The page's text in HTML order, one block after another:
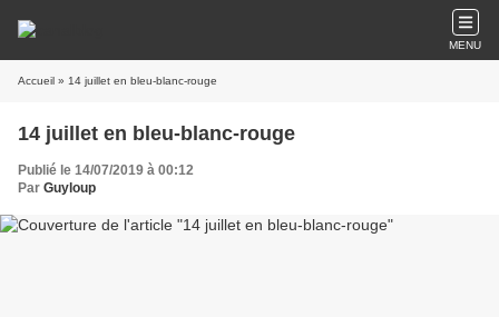
MENU
Accueil » 14 juillet en bleu-blanc-rouge
14 juillet en bleu-blanc-rouge
Publié le 14/07/2019 à 00:12
Par Guyloup